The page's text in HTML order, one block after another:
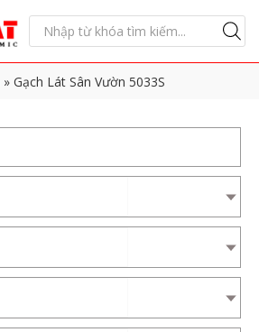
» Gạch Lát Sân Vườn 5033S